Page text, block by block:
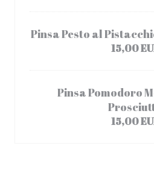
Pinsa Pesto al
15,00
Pinsa Pomodoro
15,00